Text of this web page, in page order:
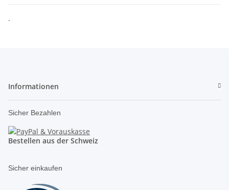
.
Informationen
Sicher Bezahlen
Bestellen aus der Schweiz
Sicher einkaufen